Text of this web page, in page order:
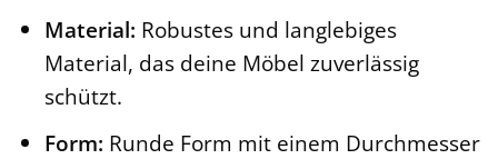
Material: Robustes und langlebiges
Material, das deine Möbel zuverlässig
schützt.
Form: Runde Form mit einem Durchmesser